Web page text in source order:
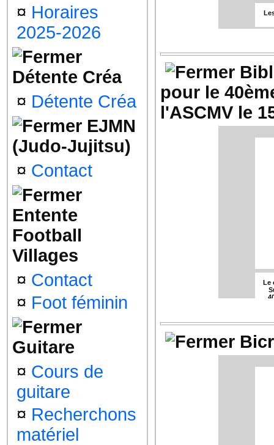
¤ Horaires
2025-2026
Détente Créa
¤ Détente Créa
EJMN
(Judo-Jujitsu)
¤ Contact
Entente
Football
Villages
¤ Contact
¤ Foot féminin
Guitare
¤ Cours de
guitare
¤ Recherchons
matériel
pour le
l'ASCMV le
Le